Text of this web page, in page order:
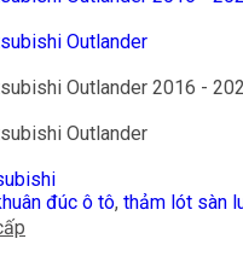
đúc ô tô, thảm lót sàn